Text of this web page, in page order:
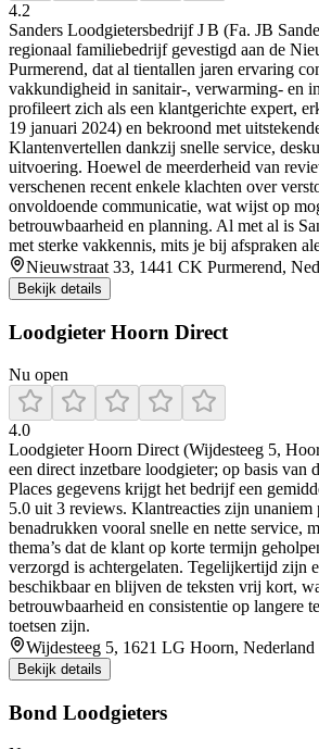
4.2
Sanders Loodgietersbedrijf J B (Fa. JB
regionaal familiebedrijf gevestigd aan de
Purmerend, dat al tientallen jaren ervaring
vakkundigheid in sanitair-, verwarming- en
profileert zich als een klantgerichte expert,
19 januari 2024) en bekroond met
Klantenvertellen dankzij snelle service,
uitvoering. Hoewel de meerderheid van
verschenen recent enkele klachten over
onvoldoende communicatie, wat wijst op
betrouwbaarheid en planning. Al met al is
met sterke vakkennis, mits je bij afspraken
Nieuwstraat 33, 1441 CK Purmerend,
Bekijk details
Loodgieter Hoorn Direct
Nu open
4.0
Loodgieter Hoorn Direct (Wijdesteeg 5,
een direct inzetbare loodgieter; op basis van
Places gegevens krijgt het bedrijf een
5.0 uit 3 reviews. Klantreacties zijn unaniem
benadrukken vooral snelle en nette service,
thema’s dat de klant op korte termijn
verzorgd is achtergelaten. Tegelijkertijd zijn
beschikbaar en blijven de teksten vrij kort,
betrouwbaarheid en consistentie op langere
toetsen zijn.
Wijdesteeg 5, 1621 LG Hoorn, Nederland
Bekijk details
Bond Loodgieters